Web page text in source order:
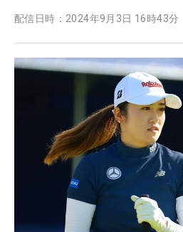
配信日時： 2024年9月3日 16時43分